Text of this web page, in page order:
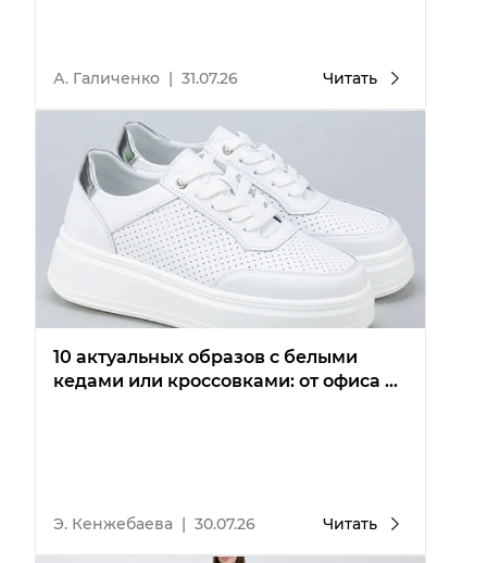
А. Галиченко | 31.07.26 Читать
10 актуальных образов с белыми
кедами или кроссовками: от офиса до
Э. Кенжебаева | 30.07.26 Читать